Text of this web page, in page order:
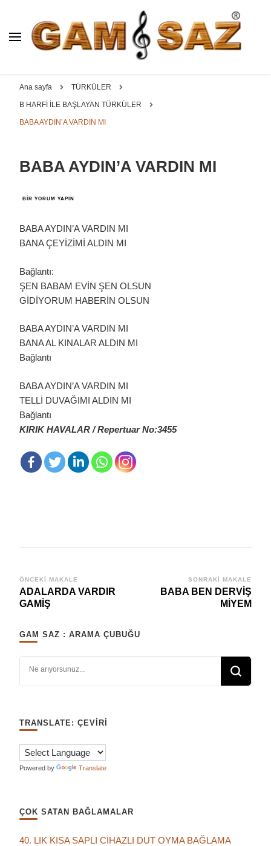
BAĞLAMA İMALAT / SATIŞ
YAPRAK || ELEKTRO ||
ÖZEL BAĞLAMA İMALAT /
Padok, Kompozit, Mat, Divan, Çöğür, Cura, Solak, Dede,
Oyma ve yaprak sazlar, özel imalat bağlamalar
Ana sayfa TÜRKÜLER
B HARFİ İLE BAŞLAYAN TÜRKÜLER
BABA AYDIN’A VARDIN MI
BABA AYDIN’A VARDIN MI
BABA
MI
BIR YORUM YAPIN
BABA AYDIN’A VARDIN MI
BANA ÇEYİZİMİ ALDIN MI
Bağlantı:
ŞEN BABAM EVİN ŞEN OLSUN
GİDİYORUM HABERİN OLSUN
BABA AYDIN’A VARDIN MI
BANA AL KINALAR ALDIN MI
Bağlantı
BABA AYDIN’A VARDIN MI
TELLİ DUVAĞIMI ALDIN MI
Bağlantı
KIRIK HAVALAR / Repertuar No:3455
Yazı
dolaşımı
ÖNCEKI MAKALE
ADALARDA VARDIR
GAMİŞ
SONRAKI MAKALE
BABA BEN DERVİŞ
MİYEM
GAM SAZ : ARAMA ÇUBUĞU
TRANSLATE: ÇEVIRI
Powered by Translate
ÇOK SATAN BAĞLAMALAR
40. LIK KISA SAPLI CİHAZLI DUT OYMA BAĞLAMA